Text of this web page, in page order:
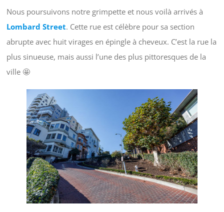
Nous poursuivons notre grimpette et nous voilà arrivés à
Lombard Street. Cette rue est célèbre pour sa section
abrupte avec huit virages en épingle à cheveux. C’est la rue la
plus sinueuse, mais aussi l’une des plus pittoresques de la
ville 🤩